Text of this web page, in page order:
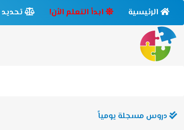
الرئيسية ابدأ التعلم الأن!
دروس مسجلة يومياً